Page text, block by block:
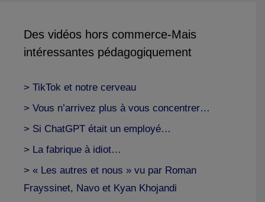
Des vidéos hors commerce-Mais
intéressantes pédagogiquement
> TikTok et notre cerveau
> Vous n’arrivez plus à vous concentrer…
> Si ChatGPT était un employé…
> La fabrique à idiot…
> « Les autres et nous » vu par Roman
Frayssinet, Navo et Kyan Khojandi